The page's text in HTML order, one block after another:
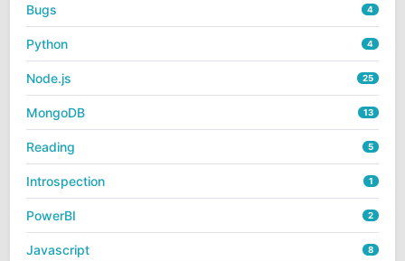
Bugs 4
Python 4
Node.js 25
MongoDB 13
Reading 5
Introspection 1
PowerBI 2
Javascript 8